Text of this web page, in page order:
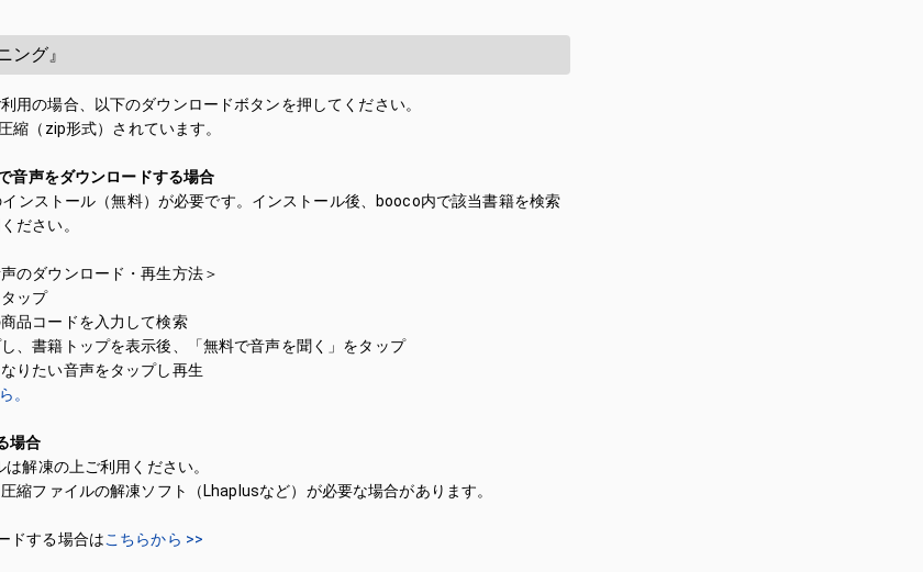
ング』
用の場合、以下のダウンロードボタンを押してください。
縮（zip形式）されています。
音声をダウンロードする場合
インストール（無料）が必要です。インストール後、booco内で該当書籍を検索
ださい。
のダウンロード・再生方法＞
ップ
品コードを入力して検索
、書籍トップを表示後、「無料で音声を聞く」をタップ
りたい音声をタップし再生
。
場合
解凍の上ご利用ください。
縮ファイルの解凍ソフト（Lhaplusなど）が必要な場合があります。
ドする場合はこちらから >>